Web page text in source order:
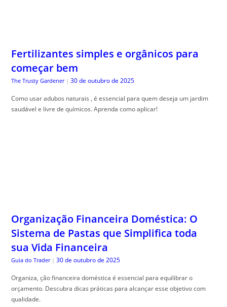
Fertilizantes simples e orgânicos para
começar bem
The Trusty Gardener | 30 de outubro de 2025
Como usar adubos naturais , é essencial para quem deseja um jardim
saudável e livre de químicos. Aprenda como aplicar!
Organização Financeira Doméstica: O
Sistema de Pastas que Simplifica toda
sua Vida Financeira
Guia do Trader | 30 de outubro de 2025
Organiza, ção financeira doméstica é essencial para equilibrar o
orçamento. Descubra dicas práticas para alcançar esse objetivo com
qualidade.